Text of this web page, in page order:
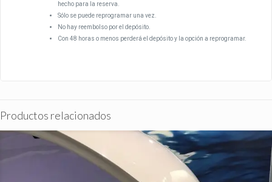
hecho para la reserva.
Sólo se puede reprogramar una vez.
No hay reembolso por el depósito.
Con 48 horas o menos perderá el depósito y la opción a reprogramar.
Productos relacionados